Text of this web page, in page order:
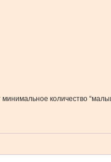
количество